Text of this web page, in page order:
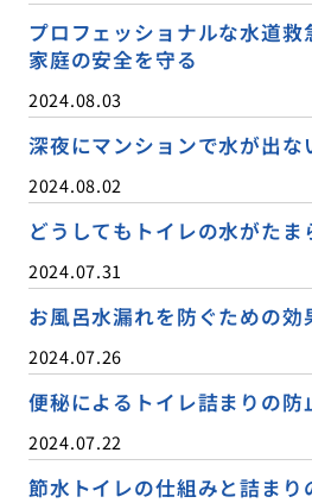
プロフェッショナルな水道
家庭の安全を守る
2024.08.03
深夜にマンションで水が出な
2024.08.02
どうしてもトイレの水がた
2024.07.31
お風呂水漏れを防ぐための効
2024.07.26
便秘によるトイレ詰まりの防
2024.07.22
節水トイレの仕組みと詰まり